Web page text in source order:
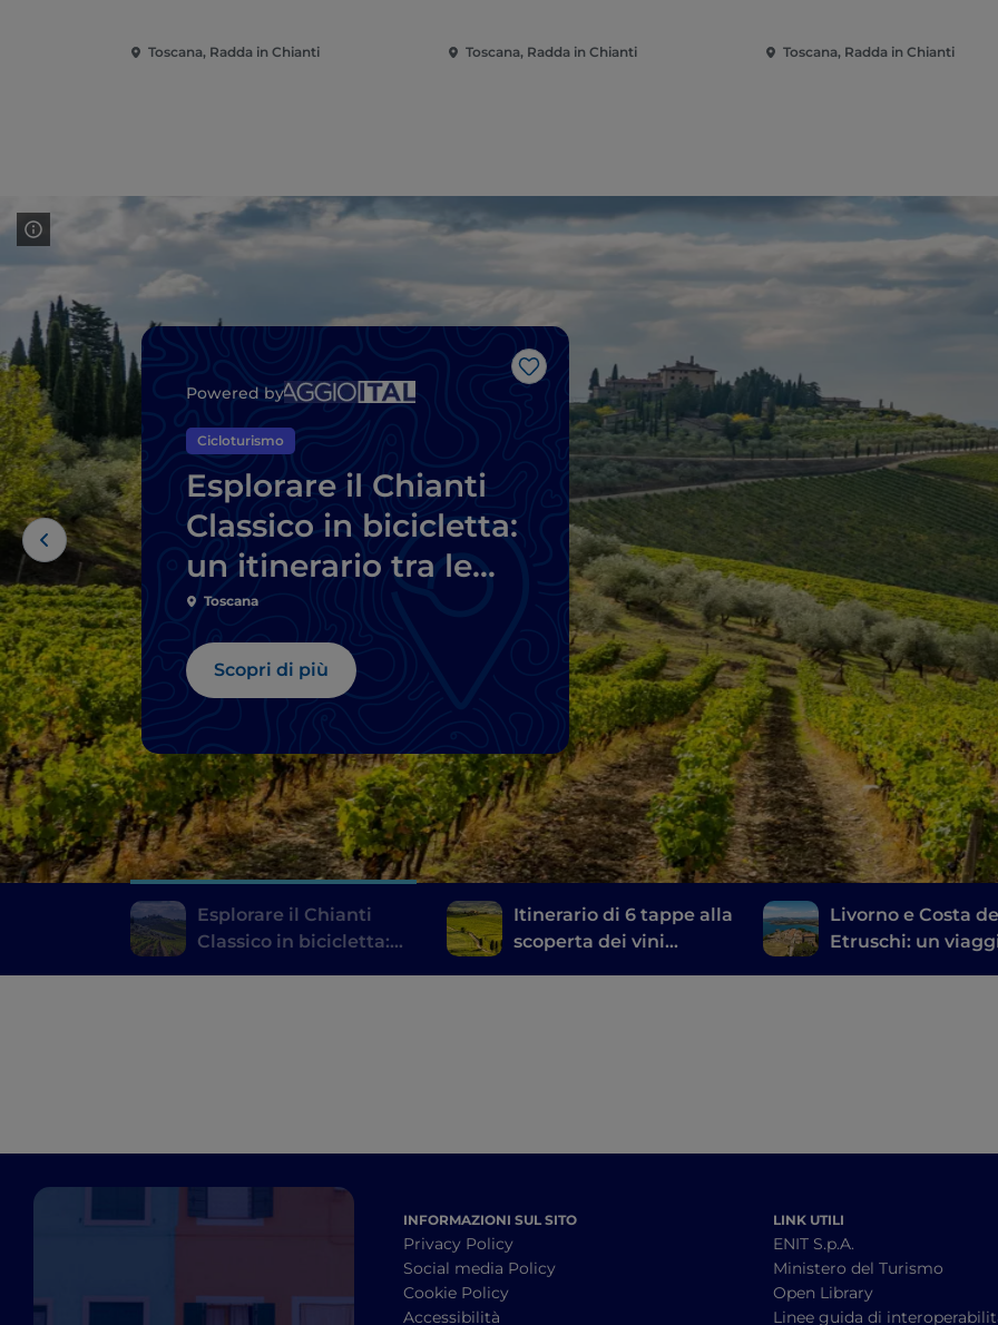
Toscana, Radda in Chianti Toscana, Radda in Chianti Toscana, Radda in Chianti
Like
Powered by
Cicloturismo
Esplorare il Chianti
Classico in bicicletta:
un itinerario tra le
cantine
Toscana
Scopri di più
Esplorare il Chianti
Classico in bicicletta:
Itinerario di 6 tappe alla
scoperta dei vini
Livorno e Costa
Etruschi: un
INFORMAZIONI SUL SITO
Privacy Policy
Social media Policy
Cookie Policy
Accessibilità
LINK UTILI
ENIT S.p.A.
Ministero del Turismo
Open Library
Linee guida di